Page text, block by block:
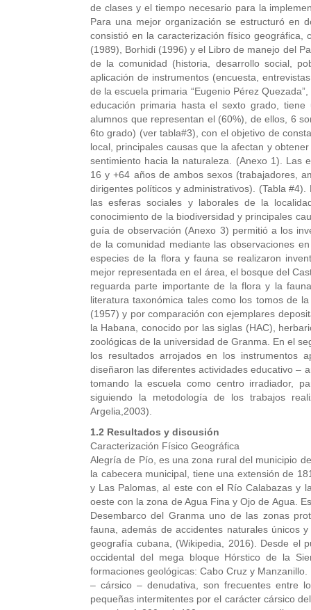
de clases y el tiempo necesario para la
Para una mejor organización se estructuró en
consistió en la caracterización físico geográfica,
(1989), Borhidi (1996) y el Libro de manejo del
de la comunidad (historia, desarrollo social,
aplicación de instrumentos (encuesta,
de la escuela primaria “Eugenio Pérez
educación primaria hasta el sexto grado,
alumnos que representan el (60%), de ellos, 6
6to grado) (ver tabla#3), con el objetivo de
local, principales causas que la afectan y
sentimiento hacia la naturaleza. (Anexo 1). Las
16 y +64 años de ambos sexos (trabajadores,
dirigentes políticos y administrativos). (Tabla
las esferas sociales y laborales de la
conocimiento de la biodiversidad y principales
guía de observación (Anexo 3) permitió a los
de la comunidad mediante las observaciones
especies de la flora y fauna se realizaron
mejor representada en el área, el bosque del
reguarda parte importante de la flora y la
literatura taxonómica tales como los tomos de
(1957) y por comparación con ejemplares
la Habana, conocido por las siglas (HAC),
zoológicas de la universidad de Granma. En el
los resultados arrojados en los instrumentos
diseñaron las diferentes actividades educativo –
tomando la escuela como centro irradiador,
siguiendo la metodología de los trabajos
Argelia,2003).
1.2 Resultados y discusión
Caracterización Físico Geográfica
Alegría de Pío, es una zona rural del municipio
la cabecera municipal, tiene una extensión de
y Las Palomas, al este con el Río Calabazas y
oeste con la zona de Agua Fina y Ojo de Agua.
Desembarco del Granma uno de las zonas
fauna, además de accidentes naturales únicos
geografía cubana, (Wikipedia, 2016). Desde el
occidental del mega bloque Hórstico de la
formaciones geológicas: Cabo Cruz y
– cársico – denudativa, son frecuentes entre
pequeñas intermitentes por el carácter cársico